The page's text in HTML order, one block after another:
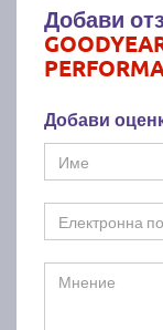
Добави
Добави